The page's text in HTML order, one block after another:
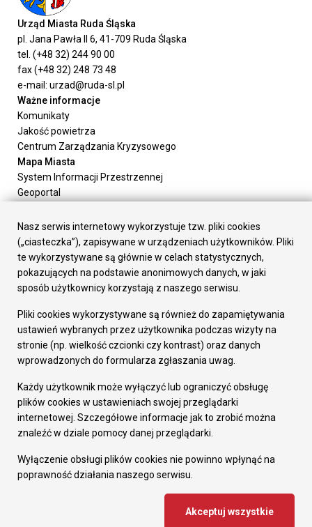
Urząd Miasta Ruda Śląska
pl. Jana Pawła II 6, 41-709 Ruda Śląska
tel. (+48 32) 244 90 00
fax (+48 32) 248 73 48
e-mail: urzad@ruda-sl.pl
Ważne informacje
Komunikaty
Jakość powietrza
Centrum Zarządzania Kryzysowego
Mapa Miasta
System Informacji Przestrzennej
Geoportal
Załatw sprawę
Prezydent Miasta
Rada Miasta
Wydziały
Elektroniczna Skrzynka Podawcza
Gospodarka
Fundusze europejskie
Środki krajowe
Oferty inwestycyjne
Pozostałe
Deklaracja dostępności
Dane osobowe
Dodaj opinię o witrynie
Projekt i wdrożenie - MIGOMEDIA
Nasz serwis internetowy wykorzystuje tzw. pliki cookies
(„ciasteczka”), zapisywane w urządzeniach użytkowników. Pliki
te wykorzystywane są głównie w celach statystycznych,
pokazujących na podstawie anonimowych danych, w jaki
sposób użytkownicy korzystają z naszego serwisu.
Pliki cookies wykorzystywane są również do zapamiętywania
ustawień wybranych przez użytkownika podczas wizyty na
stronie (np. wielkość czcionki czy kontrast) oraz danych
wprowadzonych do formularza zgłaszania uwag.
Każdy użytkownik może wyłączyć lub ograniczyć obsługę
plików cookies w ustawieniach swojej przeglądarki
internetowej. Szczegółowe informacje jak to zrobić można
znaleźć w dziale pomocy danej przeglądarki.
Wyłączenie obsługi plików cookies nie powinno wpłynąć na
poprawność działania naszego serwisu.
Akceptuj wszystkie